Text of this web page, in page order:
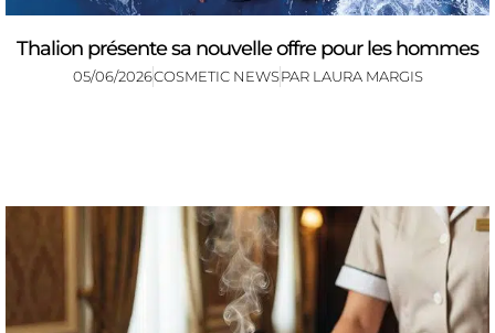
Thalion présente sa nouvelle offre pour les hommes
05/06/2026COSMETIC NEWSPAR LAURA MARGIS